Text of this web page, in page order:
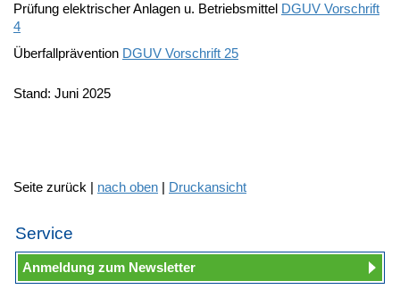
Prüfung elektrischer Anlagen u. Betriebsmittel DGUV Vorschrift
4
Überfallprävention DGUV Vorschrift 25
Stand: Juni 2025
Seite zurück | nach oben | Druckansicht
Service
Anmeldung zum Newsletter